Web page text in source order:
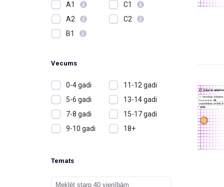
A1
A2
B1
C1
C2
Vecums
0-4 gadi
5-6 gadi
7-8 gadi
9-10 gadi
11-12 gadi
13-14 gadi
15-17 gadi
18+
Temats